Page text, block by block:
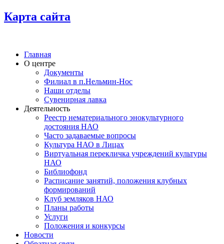
Карта сайта
Главная
О центре
Документы
Филиал в п.Нельмин-Нос
Наши отделы
Сувенирная лавка
Деятельность
Реестр нематериального энокультурного
достояния НАО
Часто задаваемые вопросы
Культура НАО в Лицах
Виртуальная перекличка учреждений культуры
НАО
Библиофонд
Расписание занятий, положения клубных
формирований
Клуб земляков НАО
Планы работы
Услуги
Положения и конкурсы
Новости